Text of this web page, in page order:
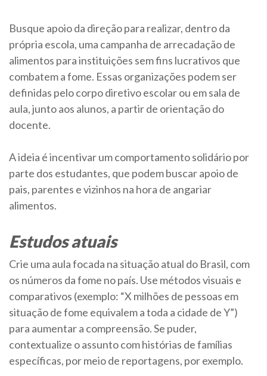
Busque apoio da direção para realizar, dentro da
própria escola, uma campanha de arrecadação de
alimentos para instituições sem fins lucrativos que
combatem a fome. Essas organizações podem ser
definidas pelo corpo diretivo escolar ou em sala de
aula, junto aos alunos, a partir de orientação do
docente.
A ideia é incentivar um comportamento solidário por
parte dos estudantes, que podem buscar apoio de
pais, parentes e vizinhos na hora de angariar
alimentos.
Estudos atuais
Crie uma aula focada na situação atual do Brasil, com
os números da fome no país. Use métodos visuais e
comparativos (exemplo: “X milhões de pessoas em
situação de fome equivalem a toda a cidade de Y”)
para aumentar a compreensão. Se puder,
contextualize o assunto com histórias de famílias
específicas, por meio de reportagens, por exemplo.